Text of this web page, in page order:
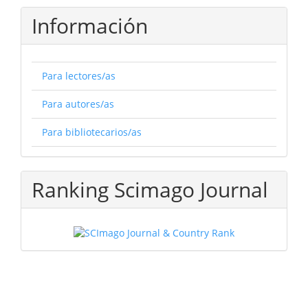
Información
Para lectores/as
Para autores/as
Para bibliotecarios/as
Ranking Scimago Journal